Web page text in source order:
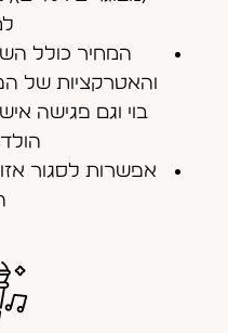
המחיר כולל
והאטרקציות של
בוי וגם פגישה
אפשרות לסגור